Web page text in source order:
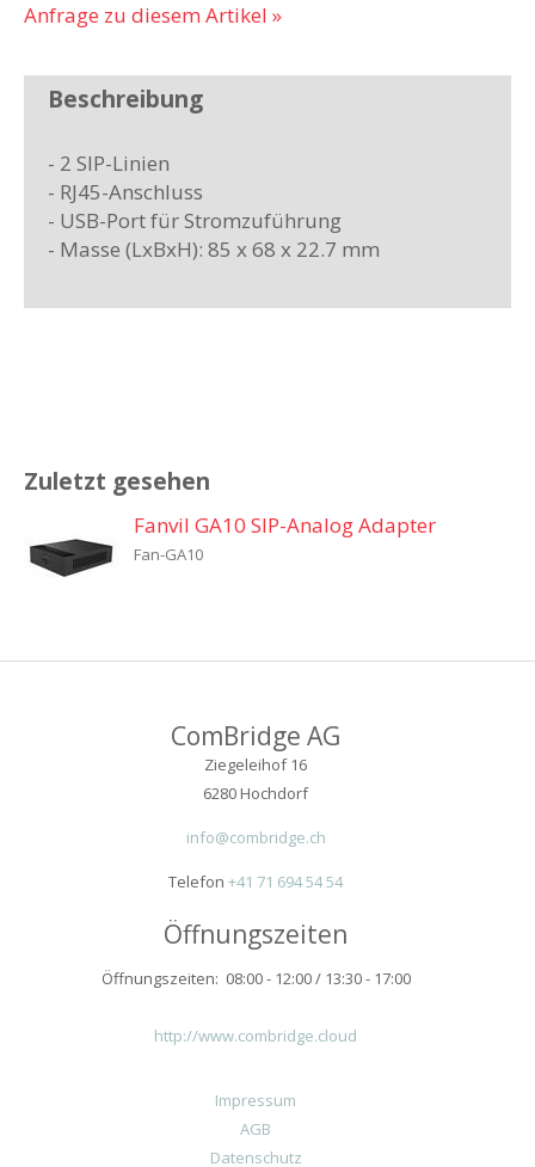
Anfrage zu diesem Artikel »
Beschreibung
- 2 SIP-Linien
- RJ45-Anschluss
- USB-Port für Stromzuführung
- Masse (LxBxH): 85 x 68 x 22.7 mm
Zuletzt gesehen
Fanvil GA10 SIP-Analog Adapter
Fan-GA10
ComBridge AG
Ziegeleihof 16
6280 Hochdorf
info@combridge.ch
Telefon +41 71 694 54 54
Öffnungszeiten
Öffnungszeiten: 08:00 - 12:00 / 13:30 - 17:00
http://www.combridge.cloud
Impressum
AGB
Datenschutz